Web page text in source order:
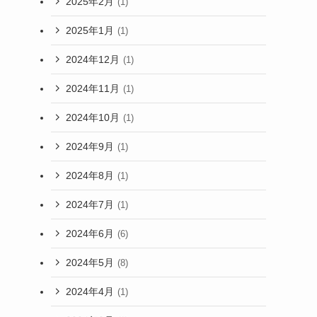
2025年1月 (1)
2024年12月 (1)
2024年11月 (1)
2024年10月 (1)
2024年9月 (1)
2024年8月 (1)
2024年7月 (1)
2024年6月 (6)
2024年5月 (8)
2024年4月 (1)